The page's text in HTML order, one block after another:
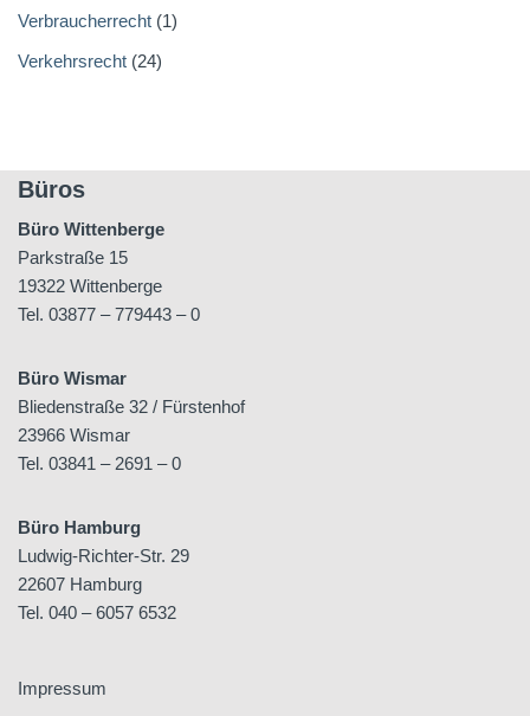
Verbraucherrecht (1)
Verkehrsrecht (24)
Büros
Büro Wittenberge
Parkstraße 15
19322 Wittenberge
Tel. 03877 – 779443 – 0
Büro Wismar
Bliedenstraße 32 / Fürstenhof
23966 Wismar
Tel. 03841 – 2691 – 0
Büro Hamburg
Ludwig-Richter-Str. 29
22607 Hamburg
Tel. 040 – 6057 6532
Impressum